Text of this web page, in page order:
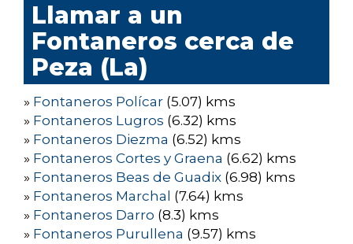
Llamar a un
Fontaneros cerca de
Peza (La)
» Fontaneros Polícar (5.07) kms
» Fontaneros Lugros (6.32) kms
» Fontaneros Diezma (6.52) kms
» Fontaneros Cortes y Graena (6.62) kms
» Fontaneros Beas de Guadix (6.98) kms
» Fontaneros Marchal (7.64) kms
» Fontaneros Darro (8.3) kms
» Fontaneros Purullena (9.57) kms